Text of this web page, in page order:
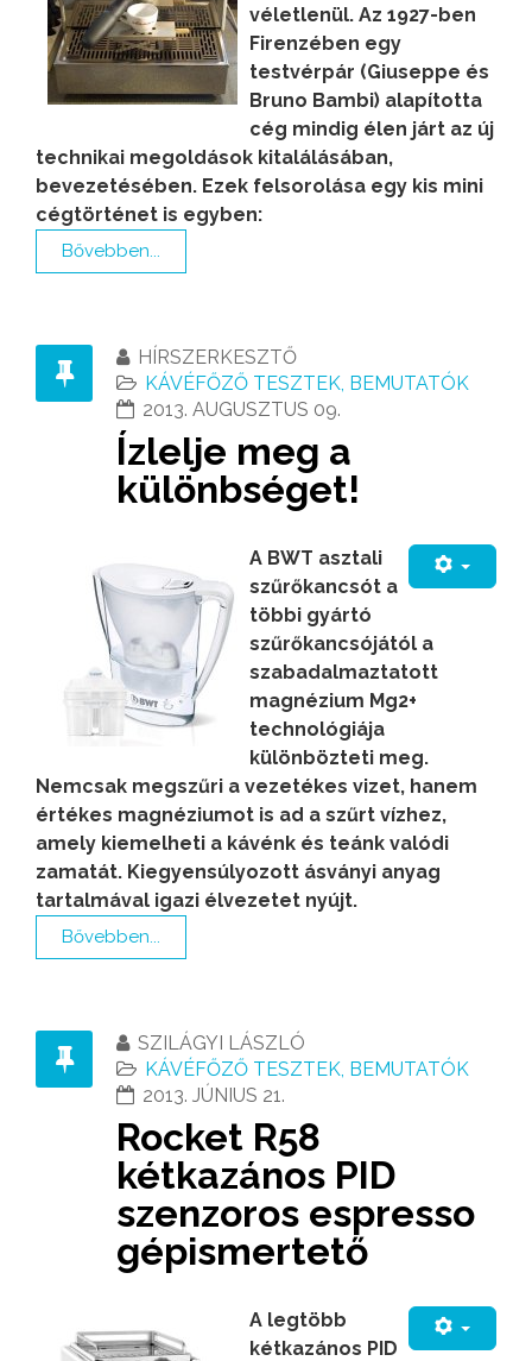
véletlenül. Az 1927-ben
Firenzében egy
testvérpár (Giuseppe és
Bruno Bambi) alapította
cég mindig élen járt az új
technikai megoldások kitalálásában,
bevezetésében. Ezek felsorolása egy kis mini
cégtörténet is egyben:
Bővebben...
HÍRSZERKESZTŐ
KÁVÉFŐZŐ TESZTEK, BEMUTATÓK
2013. AUGUSZTUS 09.
Ízlelje meg a
különbséget!
A BWT asztali
szűrőkancsót a
többi gyártó
szűrőkancsójától a
szabadalmaztatott
magnézium Mg2+
technológiája
különbözteti meg.
Nemcsak megszűri a vezetékes vizet, hanem
értékes magnéziumot is ad a szűrt vízhez,
amely kiemelheti a kávénk és teánk valódi
zamatát. Kiegyensúlyozott ásványi anyag
tartalmával igazi élvezetet nyújt.
Bővebben...
SZILÁGYI LÁSZLÓ
KÁVÉFŐZŐ TESZTEK, BEMUTATÓK
2013. JÚNIUS 21.
Rocket R58
kétkazános PID
szenzoros espresso
gépismertető
A legtöbb
kétkazános PID